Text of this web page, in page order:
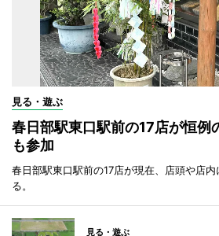
見る・遊ぶ
春日部駅東口駅前の17店が恒
も参加
春日部駅東口駅前の17店が現在、店頭や店
る。
見る・遊ぶ